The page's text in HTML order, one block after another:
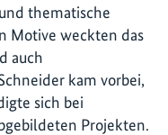
thematische
Motive weckten das
auch
kam vorbei,
sich bei
Projekten.